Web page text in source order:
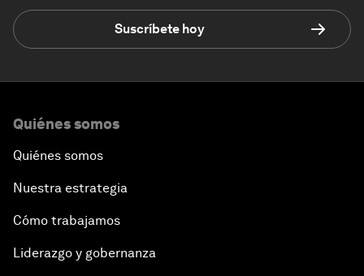
Suscríbete hoy
Quiénes somos
Quiénes somos
Nuestra estrategia
Cómo trabajamos
Liderazgo y gobernanza